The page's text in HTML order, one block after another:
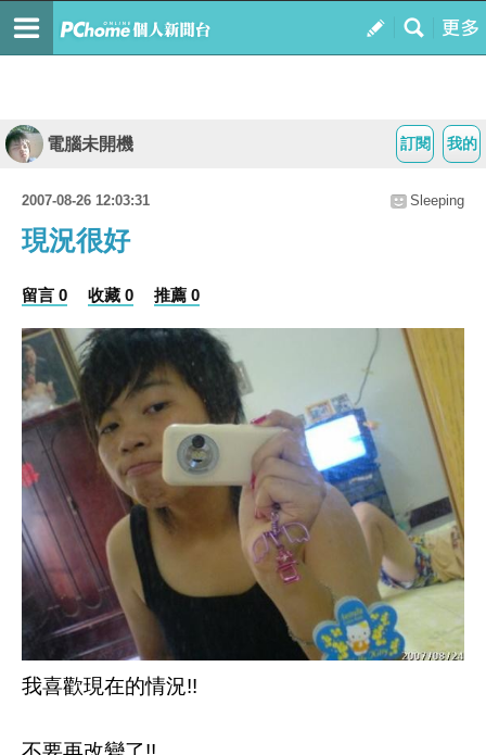
我的
訂閱
電腦未開機
2007-08-26 12:03:31 Sleeping
現況很好
留言 0 收藏 0 推薦 0
我喜歡現在的情況!!